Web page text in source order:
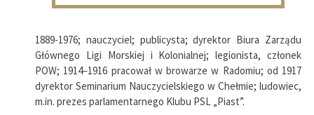
1889-1976; nauczyciel; publicysta; dyrektor Biura Zarządu
Głównego Ligi Morskiej i Kolonialnej; legionista, członek
POW; 1914–1916 pracował w browarze w Radomiu; od 1917
dyrektor Seminarium Nauczycielskiego w Chełmie; ludowiec,
m.in. prezes parlamentarnego Klubu PSL „Piast”.